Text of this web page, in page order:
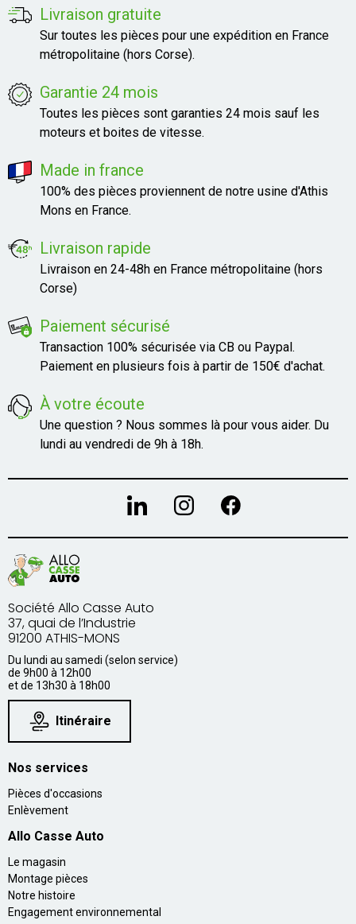
Livraison gratuite
Sur toutes les pièces pour une expédition en France
métropolitaine (hors Corse).
Garantie 24 mois
Toutes les pièces sont garanties 24 mois sauf les
moteurs et boites de vitesse.
Made in france
100% des pièces proviennent de notre usine d'Athis
Mons en France.
Livraison rapide
Livraison en 24-48h en France métropolitaine (hors
Corse)
Paiement sécurisé
Transaction 100% sécurisée via CB ou Paypal.
Paiement en plusieurs fois à partir de 150€ d'achat.
À votre écoute
Une question ? Nous sommes là pour vous aider. Du
lundi au vendredi de 9h à 18h.
Société Allo Casse Auto
37, quai de l’Industrie
91200 ATHIS-MONS
Du lundi au samedi (selon service)
de 9h00 à 12h00
et de 13h30 à 18h00
Itinéraire
Nos services
Pièces d'occasions
Enlèvement
Allo Casse Auto
Le magasin
Montage pièces
Notre histoire
Engagement environnemental